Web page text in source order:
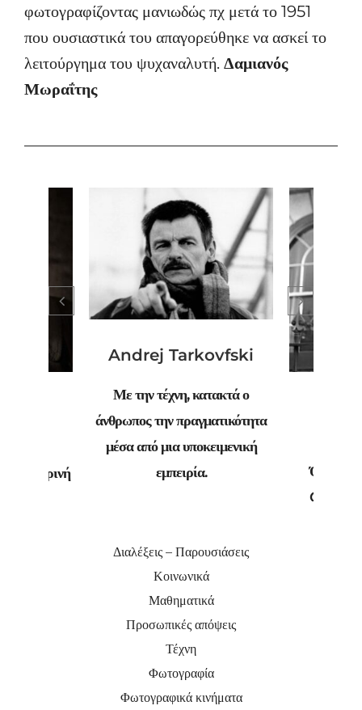
φωτογραφίζοντας μανιωδώς πχ μετά το 1951
που ουσιαστικά του απαγορεύθηκε να ασκεί το
λειτούργημα του ψυχαναλυτή. Δαμιανός
Μωραΐτης
καθημερινή
Andrej Tarkovfski
Με την τέχνη, κατακτά ο
άνθρωπος την πραγματικότητα
μέσα από μια υποκειμενική
εμπειρία.
Όταν
Cartier
Διαλέξεις – Παρουσιάσεις
Κοινωνικά
Μαθηματικά
Προσωπικές απόψεις
Τέχνη
Φωτογραφία
Φωτογραφικά κινήματα